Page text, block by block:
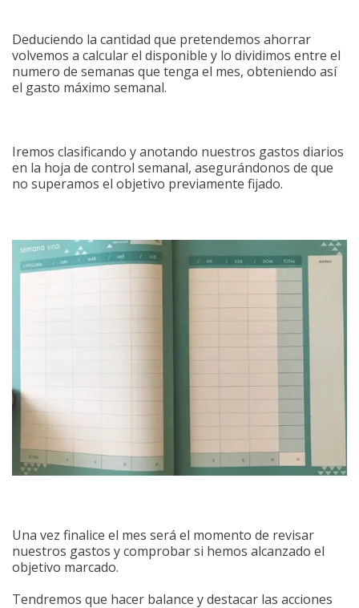
Deduciendo la cantidad que pretendemos ahorrar
volvemos a calcular el disponible y lo dividimos entre el
numero de semanas que tenga el mes, obteniendo así
el gasto máximo semanal.
Iremos clasificando y anotando nuestros gastos diarios
en la hoja de control semanal, asegurándonos de que
no superamos el objetivo previamente fijado.
Una vez finalice el mes será el momento de revisar
nuestros gastos y comprobar si hemos alcanzado el
objetivo marcado.
Tendremos que hacer balance y destacar las acciones